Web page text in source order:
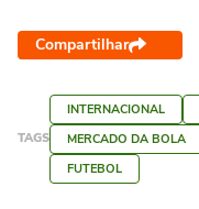
Compartilhar
TAGS
INTERNACIONAL
MERCADO DA BOLA
FUTEBOL